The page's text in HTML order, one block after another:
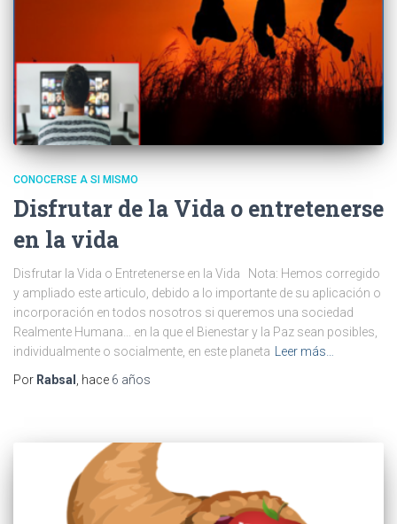
CONOCERSE A SI MISMO
Disfrutar de la Vida o entretenerse
en la vida
Disfrutar la Vida o Entretenerse en la Vida Nota: Hemos corregido
y ampliado este articulo, debido a lo importante de su aplicación o
incorporación en todos nosotros si queremos una sociedad
Realmente Humana… en la que el Bienestar y la Paz sean posibles,
individualmente o socialmente, en este planeta Leer más…
Por Rabsal , hace 6 años